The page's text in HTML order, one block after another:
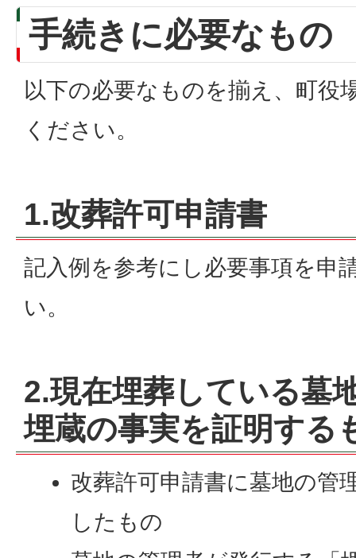
手続きに必要なもの
以下の必要なものを揃え、町役
ください。
1.改葬許可申請書
記入例を参考にし必要事項を申
い。
2.現在埋葬している墓
埋蔵の事実を証明する
改葬許可申請書に墓地の管
したもの